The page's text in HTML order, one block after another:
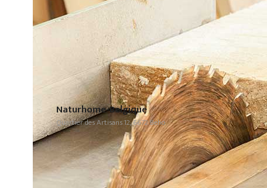
Naturhome-Belgique
Quartier des Artisans 12, 6672 Beho